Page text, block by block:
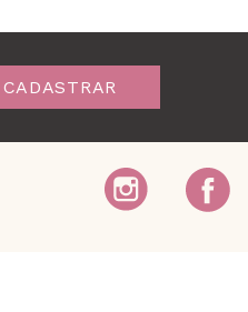
CADASTRAR